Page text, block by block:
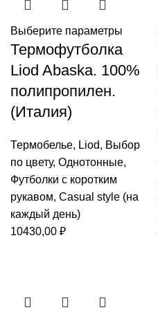
Выберите параметры
Термофутболка
Liod Abaska. 100%
полипропилен.
(Италия)
Термобелье, Liod, Выбор
по цвету, Однотонные,
Футболки с коротким
рукавом, Casual style (на
каждый день)
10430,00 ₽